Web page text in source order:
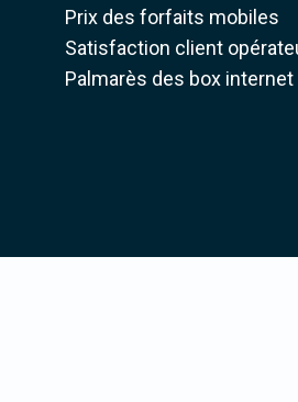
Prix des forfaits mobiles
Satisfaction client
Palmarès des box internet